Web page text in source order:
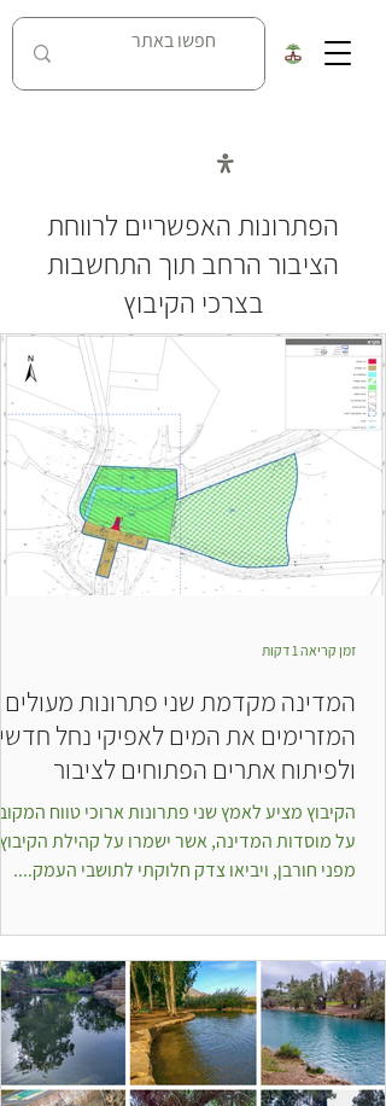
הפתרונות האפשריים לרווחת
הציבור הרחב תוך התחשבות
בצרכי הקיבוץ
המדינה מקדמת שני פתרונות מעולים
המזרימים את המים לאפיקי נחל
ולפיתוח אתרים הפתוחים לציבור
הקיבוץ מציע לאמץ שני פתרונות ארוכי טווח
על מוסדות המדינה, אשר ישמרו על קהילת הקיבוץ
מפני חורבן, ויביאו צדק חלוקתי לתושבי העמק....
זמן קריאה 1 דקות